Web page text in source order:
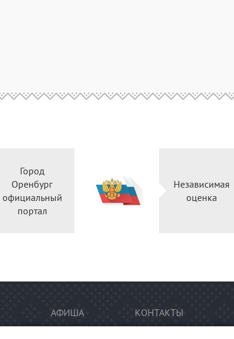
Город
Оренбург
официальный
портал
Независимая
оценка
АФИША КОНТАКТЫ